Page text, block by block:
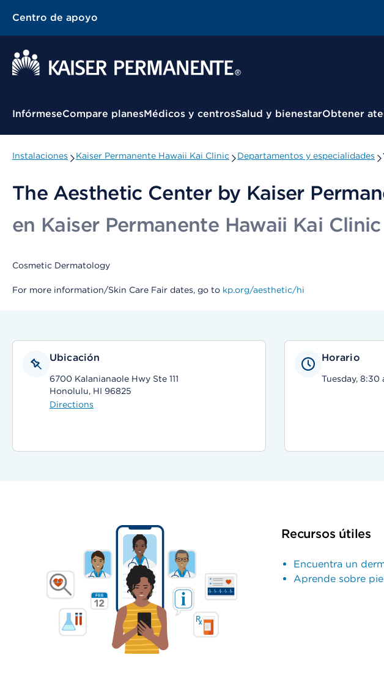
Centro de apoyo
Menú contextual
InfórmeseCompare planesMédicos y centrosSalud y bienestarObtener
Instalaciones Kaiser Permanente Hawaii Kai Clinic Departamentos y especialidades
The Aesthetic Center by Kaiser
en Kaiser Permanente Hawaii Kai Clinic
Cosmetic Dermatology
For more information/Skin Care Fair dates, go to kp.org/aesthetic/hi
Ubicación
6700 Kalanianaole Hwy Ste 111
Honolulu, HI 96825
Directions
Horario
Tuesday, 8:30
Recursos útiles
Encuentra un
Aprende sobre